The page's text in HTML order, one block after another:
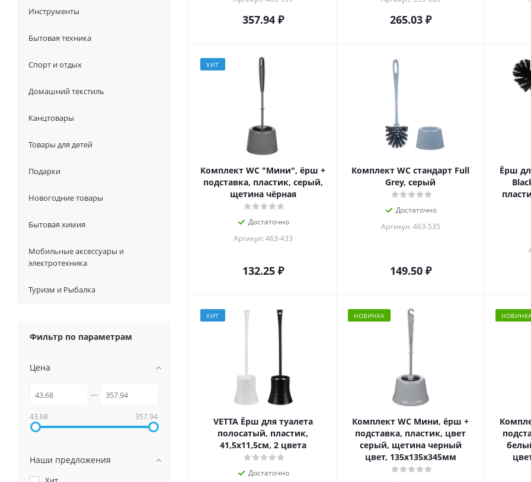
357.94₽ 265.03₽
ХИТ
Комплект WC "Мини", ёрш +
подставка, пластик, серый,
щетина чёрная
Достаточно
Артикул: 463-433
132.25₽
Комплект WC стандарт Full
Grey, серый
Достаточно
Артикул: 463-535
149.50₽
Ёрш
ХИТ
VETTA Ёрш для туалета
полосатый, пластик,
41,5х11,5см, 2 цвета
Достаточно
НОВИНКА
Комплект WC Мини, ёрш +
подставка, пластик, цвет
серый, щетина черный
цвет, 135х135х345мм
Инструменты
Бытовая техника
Спорт и отдых
Домашний текстиль
Канцтовары
Товары для детей
Подарки
Новогодние товары
Бытовая химия
Мобильные аксессуары и
электротехника
Туризм и Рыбалка
Фильтр по параметрам
Цена
43.68 357.94
Наши предложения